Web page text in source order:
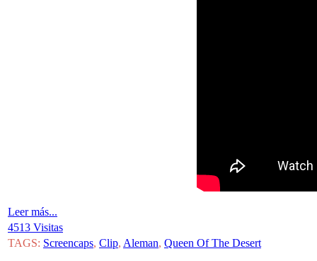
Leer más...
4513 Visitas
TAGS: Screencaps, Clip, Aleman, Queen Of The Desert